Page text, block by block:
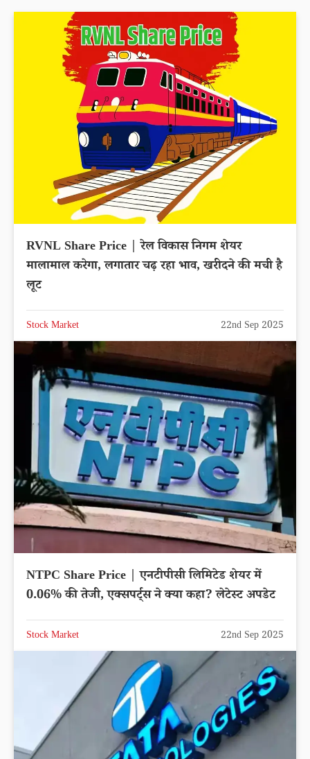
RVNL Share Price | रेल विकास निगम शेयर
मालामाल करेगा, लगातार चढ़ रहा भाव, खरीदने की मची है
लूट
Stock Market 22nd Sep 2025
NTPC Share Price | एनटीपीसी लिमिटेड शेयर में
0.06% की तेजी, एक्सपर्ट्स ने क्या कहा? लेटेस्ट अपडेट
Stock Market 22nd Sep 2025